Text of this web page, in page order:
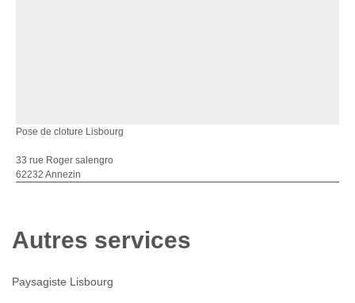
Pose de cloture Lisbourg
33 rue Roger salengro
62232 Annezin
Autres services
Paysagiste Lisbourg